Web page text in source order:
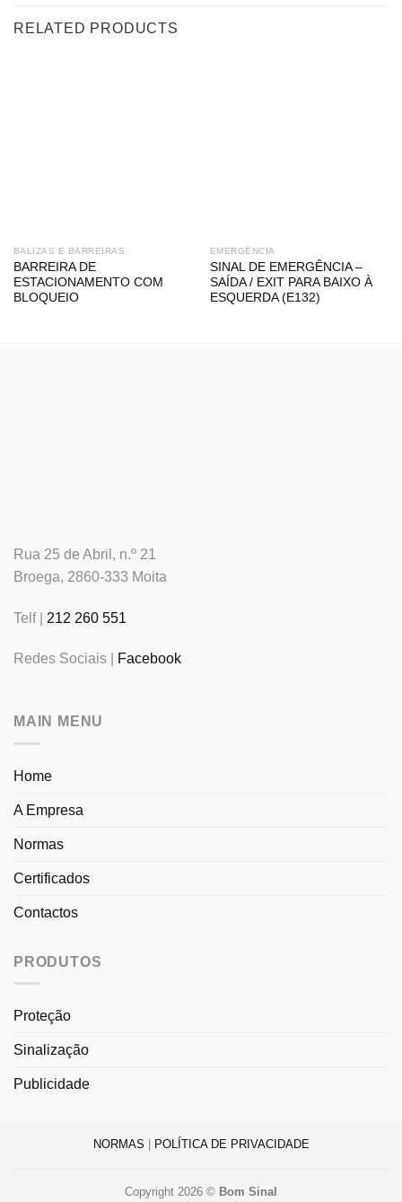
RELATED PRODUCTS
BALIZAS E BARREIRAS
BARREIRA DE
ESTACIONAMENTO COM
BLOQUEIO
EMERGÊNCIA
SINAL DE EMERGÊNCIA –
SAÍDA / EXIT PARA BAIXO À
ESQUERDA (E132)
Rua 25 de Abril, n.º 21
Broega, 2860-333 Moita
Telf | 212 260 551
Redes Sociais | Facebook
MAIN MENU
Home
A Empresa
Normas
Certificados
Contactos
PRODUTOS
Proteção
Sinalização
Publicidade
NORMAS POLÍTICA DE PRIVACIDADE
Copyright 2026 © Bom Sinal